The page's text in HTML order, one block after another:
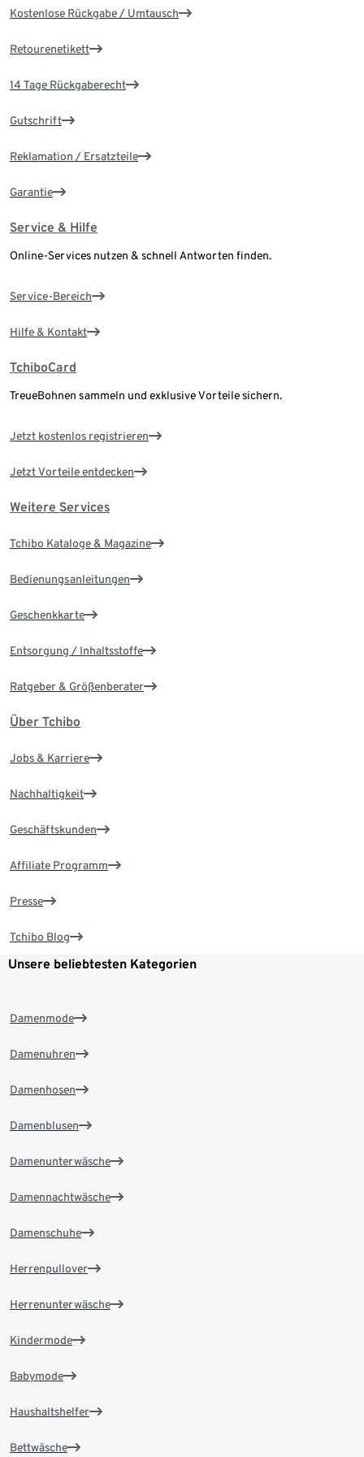
Kostenlose Rückgabe / Umtausch
Retourenetikett
14 Tage Rückgaberecht
Gutschrift
Reklamation / Ersatzteile
Garantie
Service & Hilfe
Online-Services nutzen & schnell Antworten finden.
Service-Bereich
Hilfe & Kontakt
TchiboCard
TreueBohnen sammeln und exklusive Vorteile sichern.
Jetzt kostenlos registrieren
Jetzt Vorteile entdecken
Weitere Services
Tchibo Kataloge & Magazine
Bedienungsanleitungen
Geschenkkarte
Entsorgung / Inhaltsstoffe
Ratgeber & Größenberater
Über Tchibo
Jobs & Karriere
Nachhaltigkeit
Geschäftskunden
Affiliate Programm
Presse
Tchibo Blog
Unsere beliebtesten Kategorien
Damenmode
Damenuhren
Damenhosen
Damenblusen
Damenunterwäsche
Damennachtwäsche
Damenschuhe
Herrenpullover
Herrenunterwäsche
Kindermode
Babymode
Haushaltshelfer
Bettwäsche